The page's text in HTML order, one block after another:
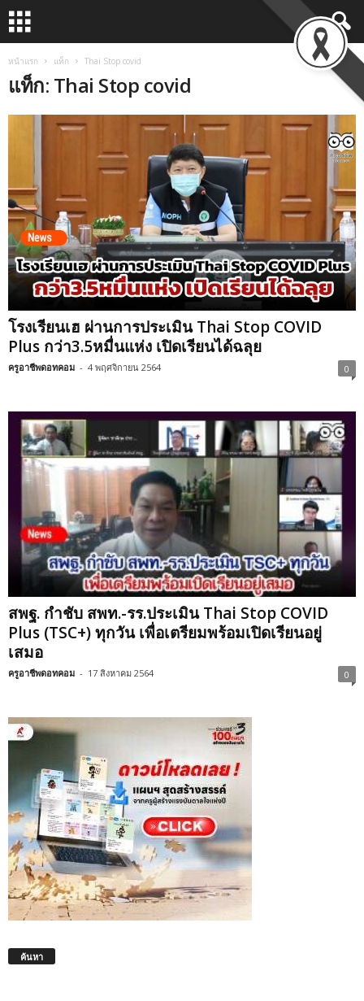
หน้าแรก แท็ก Thai Stop covid
แท็ก: Thai Stop covid
โรงเรียนเฮ ผ่านการประเมิน Thai Stop COVID
Plus กว่า3.5หมื่นแห่ง เปิดเรียนได้ฉลุย
ครูอาชีพดอทคอม - 4 พฤศจิกายน 2564 0
สพฐ. กำชับ สพท.-รร.ประเมิน Thai Stop COVID
Plus (TSC+) ทุกวัน เพื่อเตรียมพร้อมเปิดเรียนอยู่
เสมอ
ครูอาชีพดอทคอม - 17 สิงหาคม 2564 0
ค้นหา